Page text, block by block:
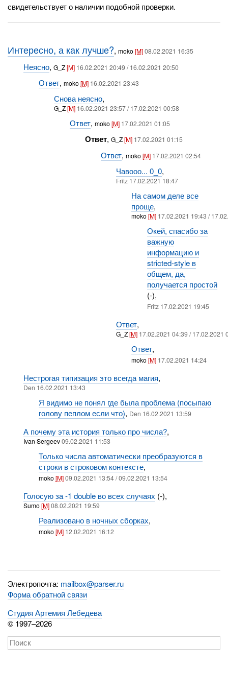
свидетельствует о наличии подобной проверки.
Интересно, а как лучше?,moko[M]08.02.2021 16:35
Неясно, G_Z[M] 16.02.2021 20:49 / 16.02.2021 20:50
Ответ, moko[M] 16.02.2021 23:43
Снова неясно,
G_Z[M] 16.02.2021 23:57 / 17.02.2021 00:58
Ответ, moko[M] 17.02.2021 01:05
Ответ,G_Z[M] 17.02.2021 01:15
Ответ, moko[M] 17.02.2021 02:54
Чавооо... 0_0,
Fritz 17.02.2021 18:47
На самом деле все
проще,
moko[M] 17.02.2021 19:43 /
Окей, спасибо за
важную
информацию и
stricted-style в
общем, да,
получается простой
(-),
Fritz 17.02.2021 19:45
Ответ,
G_Z[M] 17.02.2021 04:39 / 17.02.2021
Ответ,
moko[M] 17.02.2021 14:24
Нестрогая типизация это всегда магия,
Den 16.02.2021 13:43
Я видимо не понял где была проблема (посыпаю
голову пеплом если что), Den 16.02.2021 13:59
А почему эта история только про числа?,
Ivan Sergeev09.02.2021 11:53
Только числа автоматически преобразуются в
строки в строковом контексте,
moko[M]09.02.2021 13:54 / 09.02.2021 13:54
Голосую за -1 double во всех случаях (-),
Sumo[M] 08.02.2021 19:59
Реализовано в ночных сборках,
moko[M] 12.02.2021 16:12
Электропочта: mailbox@parser.ru
Форма обратной связи
Студия Артемия Лебедева
© 1997–2026